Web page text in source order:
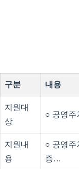
구분 내용
지원대
상
○ 공영주
지원내
용
○ 공영주
증…